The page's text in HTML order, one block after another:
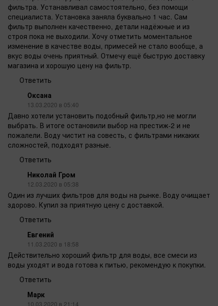
фильтра. Устанавливал самостоятельно, без помощи
специалиста. Установка заняла буквально 1 час. Сам
фильтр выполнен качественно, детали надёжные и из
строя пока не выходили. Хочу отметить моментальное
изменение в качестве воды, примесей не стало вообще, а
вкус воды очень приятный. Отмечу ещё быструю доставку
магазина и хорошую цену на фильтр.
Ответить
Оксана
13.03.2020 в 05:40
Давно хотели установить подобный фильтр,но не могли
выбрать. В итоге остановили выбор на престиж-2 и не
пожалели. Воду чистит на совесть, с фильтрами никаких
сложностей, подходят разные.
Ответить
Николай Гром
12.03.2020 в 05:38
Один из лучших фильтров для воды на рынке. Воду очищает
здорово. Купил за приятную цену с доставкой.
Ответить
Евгений
11.03.2020 в 18:58
Действительно хороший фильтр для воды, все смеси из
воды уходят и вода готова к питью, рекомендую к покупки.
Ответить
Марк
10.03.2020 в 21:14